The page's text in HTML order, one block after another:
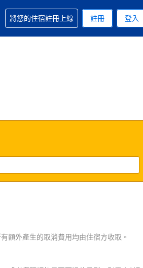
在所使用的幣別為新台幣
語言. 您目前所選的語言是繁體中文
取得訂單相關協助
將您的住宿註冊上線 註冊 登入
額外產生的取消費用均由住宿方收取。